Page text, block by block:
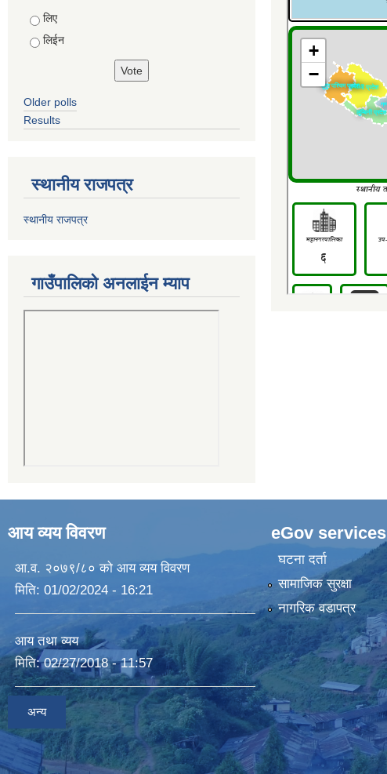
Choices
लिए
लिईन
Older polls
Results
स्थानीय राजपत्र
स्थानीय राजपत्र
गाउँपालिको अनलाईन म्याप
आय व्यय विवरण
आ.व. २०७९/८० को आय व्यय विवरण
मिति: 01/02/2024 - 16:21
आय तथा व्यय
मिति:02/27/2018 - 11:57
अन्य
eGov services
घटना दर्ता
सामाजिक सुरक्षा
नागरिक वडापत्र